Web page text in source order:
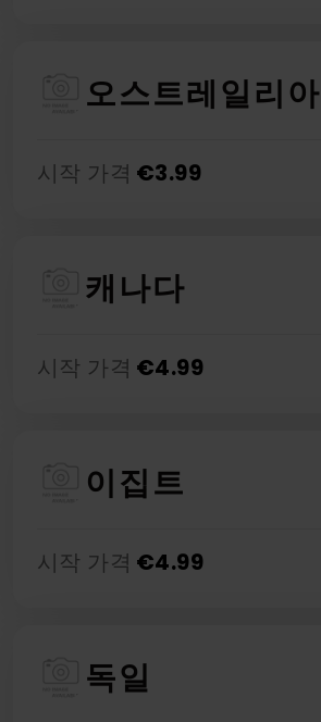
오스트레일리아
시작 가격 €3.99
캐나다
시작 가격 €4.99
이집트
시작 가격 €4.99
독일